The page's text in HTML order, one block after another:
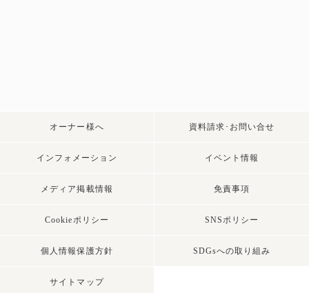
オーナー様へ 資料請求･お問い合せ
インフォメーション イベント情報
メディア掲載情報 免責事項
Cookieポリシー SNSポリシー
個人情報保護方針 SDGsへの取り組み
サイトマップ